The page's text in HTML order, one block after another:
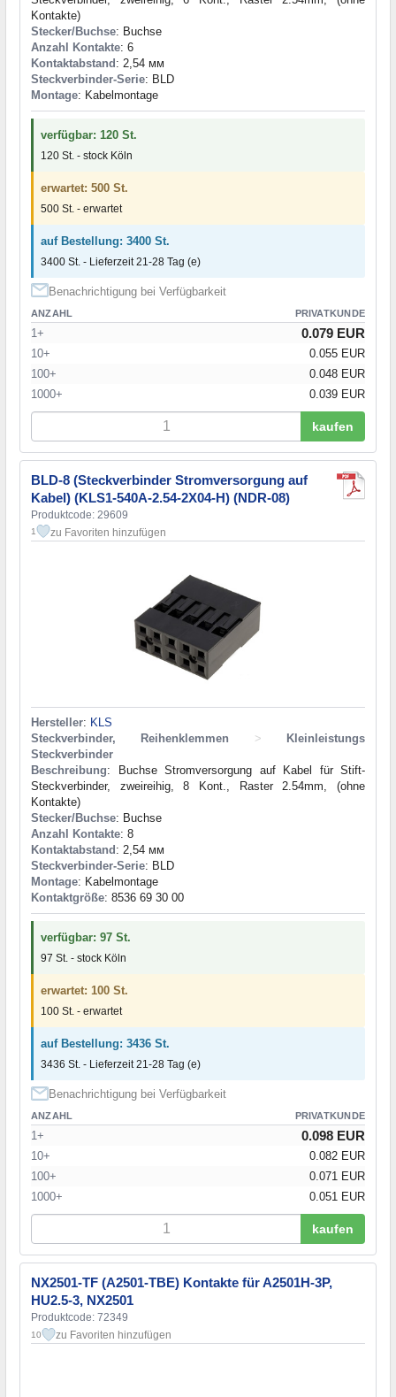
Kontakte)
Stecker/Buchse: Buchse
Anzahl Kontakte: 6
Kontaktabstand: 2,54 мм
Steckverbinder-Serie: BLD
Montage: Kabelmontage
verfügbar: 120 St.
120 St. - stock Köln
erwartet: 500 St.
500 St. - erwartet
auf Bestellung: 3400 St.
3400 St. - Lieferzeit 21-28 Tag (e)
Benachrichtigung bei Verfügbarkeit
ANZAHL PRIVATKUNDE
1+ 0.079 EUR
10+
0.055 EUR
100+
0.048 EUR
1000+
0.039 EUR
kaufen
BLD-8 (Steckverbinder Stromversorgung auf
Kabel) (KLS1-540A-2.54-2X04-H) (NDR-08)
Produktcode: 29609
1 zu Favoriten hinzufügen
Hersteller: KLS
Steckverbinder, Reihenklemmen
>
Kleinleistungs
Steckverbinder
Beschreibung: Buchse Stromversorgung auf Kabel für Stift-
Steckverbinder, zweireihig, 8 Kont., Raster 2.54mm, (ohne
Kontakte)
Stecker/Buchse: Buchse
Anzahl Kontakte: 8
Kontaktabstand : 2,54 мм
Steckverbinder-Serie: BLD
Montage: Kabelmontage
Kontaktgröße: 8536 69 30 00
verfügbar: 97 St.
97 St. - stock Köln
erwartet: 100 St.
100 St. - erwartet
auf Bestellung: 3436 St.
3436 St. - Lieferzeit 21-28 Tag (e)
Benachrichtigung bei Verfügbarkeit
ANZAHL PRIVATKUNDE
1+ 0.098 EUR
10+
0.082 EUR
100+
0.071 EUR
1000+
0.051 EUR
kaufen
NX2501-TF (A2501-TBE) Kontakte für A2501H-3P,
HU2.5-3, NX2501
Produktcode: 72349
10 zu Favoriten hinzufügen